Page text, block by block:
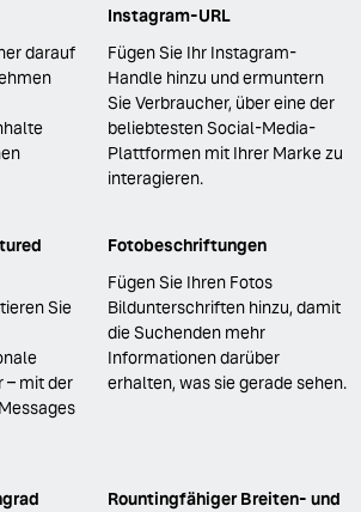
darauf
Instagram-URL
Fügen Sie Ihr Instagram-
Handle hinzu und ermuntern
Sie Verbraucher, über eine der
beliebtesten Social-Media-
Plattformen mit Ihrer Marke zu
interagieren.
Sie
– mit der
Fotobeschriftungen
Fügen Sie Ihren Fotos
Bildunterschriften hinzu, damit
die Suchenden mehr
Informationen darüber
erhalten, was sie gerade sehen.
Rountingfähiger Breiten- und